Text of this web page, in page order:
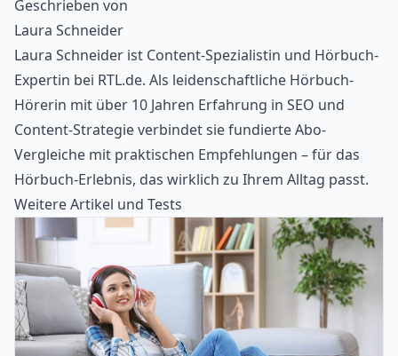
Geschrieben von
Laura Schneider
Laura Schneider ist Content-Spezialistin und Hörbuch-
Expertin bei RTL.de. Als leidenschaftliche Hörbuch-
Hörerin mit über 10 Jahren Erfahrung in SEO und
Content-Strategie verbindet sie fundierte Abo-
Vergleiche mit praktischen Empfehlungen – für das
Hörbuch-Erlebnis, das wirklich zu Ihrem Alltag passt.
Weitere Artikel und Tests